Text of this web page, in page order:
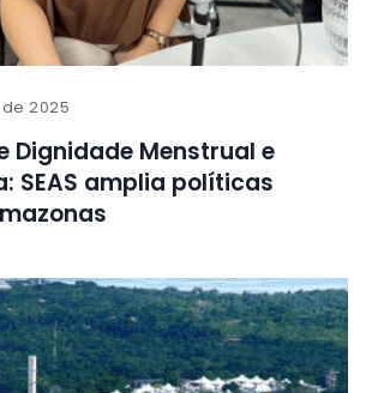
2025
Dignidade Menstrual e
SEAS amplia políticas